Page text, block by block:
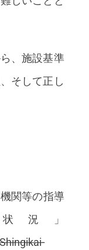
、施設基準
そして正し
関等の指導
況」